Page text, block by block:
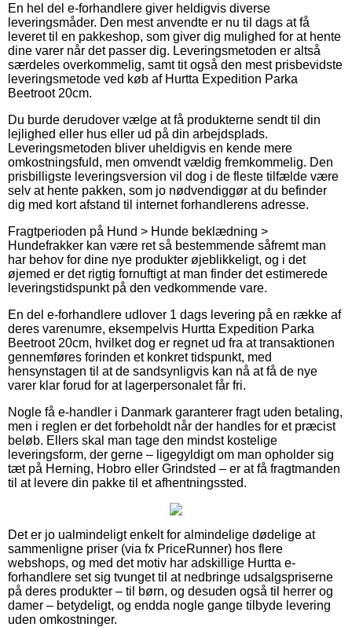
En hel del e-forhandlere giver heldigvis diverse
leveringsmåder. Den mest anvendte er nu til dags at få
leveret til en pakkeshop, som giver dig mulighed for at hente
dine varer når det passer dig. Leveringsmetoden er altså
særdeles overkommelig, samt tit også den mest prisbevidste
leveringsmetode ved køb af Hurtta Expedition Parka
Beetroot 20cm.
Du burde derudover vælge at få produkterne sendt til din
lejlighed eller hus eller ud på din arbejdsplads.
Leveringsmetoden bliver uheldigvis en kende mere
omkostningsfuld, men omvendt vældig fremkommelig. Den
prisbilligste leveringsversion vil dog i de fleste tilfælde være
selv at hente pakken, som jo nødvendiggør at du befinder
dig med kort afstand til internet forhandlerens adresse.
Fragtperioden på Hund > Hunde beklædning >
Hundefrakker kan være ret så bestemmende såfremt man
har behov for dine nye produkter øjeblikkeligt, og i det
øjemed er det rigtig fornuftigt at man finder det estimerede
leveringstidspunkt på den vedkommende vare.
En del e-forhandlere udlover 1 dags levering på en række af
deres varenumre, eksempelvis Hurtta Expedition Parka
Beetroot 20cm, hvilket dog er regnet ud fra at transaktionen
gennemføres forinden et konkret tidspunkt, med
hensynstagen til at de sandsynligvis kan nå at få de nye
varer klar forud for at lagerpersonalet får fri.
Nogle få e-handler i Danmark garanterer fragt uden betaling,
men i reglen er det forbeholdt når der handles for et præcist
beløb. Ellers skal man tage den mindst kostelige
leveringsform, der gerne – ligegyldigt om man opholder sig
tæt på Herning, Hobro eller Grindsted – er at få fragtmanden
til at levere din pakke til et afhentningssted.
Det er jo ualmindeligt enkelt for almindelige dødelige at
sammenligne priser (via fx PriceRunner) hos flere
webshops, og med det motiv har adskillige Hurtta e-
forhandlere set sig tvunget til at nedbringe udsalgspriserne
på deres produkter – til børn, og desuden også til herrer og
damer – betydeligt, og endda nogle gange tilbyde levering
uden omkostninger.